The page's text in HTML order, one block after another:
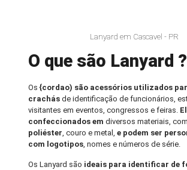
Lanyard em Cascavel - PR
O que são Lanyard ?
Os {cordao) são acessórios utilizados
crachás de identificação de funcionários,
visitantes em eventos, congressos e feiras.
confeccionados emdiversos materiais,
poliéster, couro e metal,e podem ser
com logotipos, nomes e números de série.
Os Lanyard são ideais para identificar de